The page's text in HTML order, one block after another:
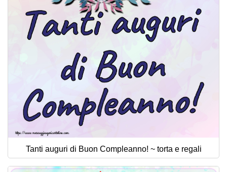
Tanti auguri di Buon Compleanno! ~ torta e regali